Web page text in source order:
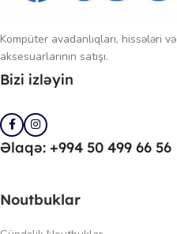
Kompüter avadanlıqları, hissələri və
aksesuarlarının satışı.
Bizi izləyin
Əlaqə: +994 50 499 66 56
Noutbuklar